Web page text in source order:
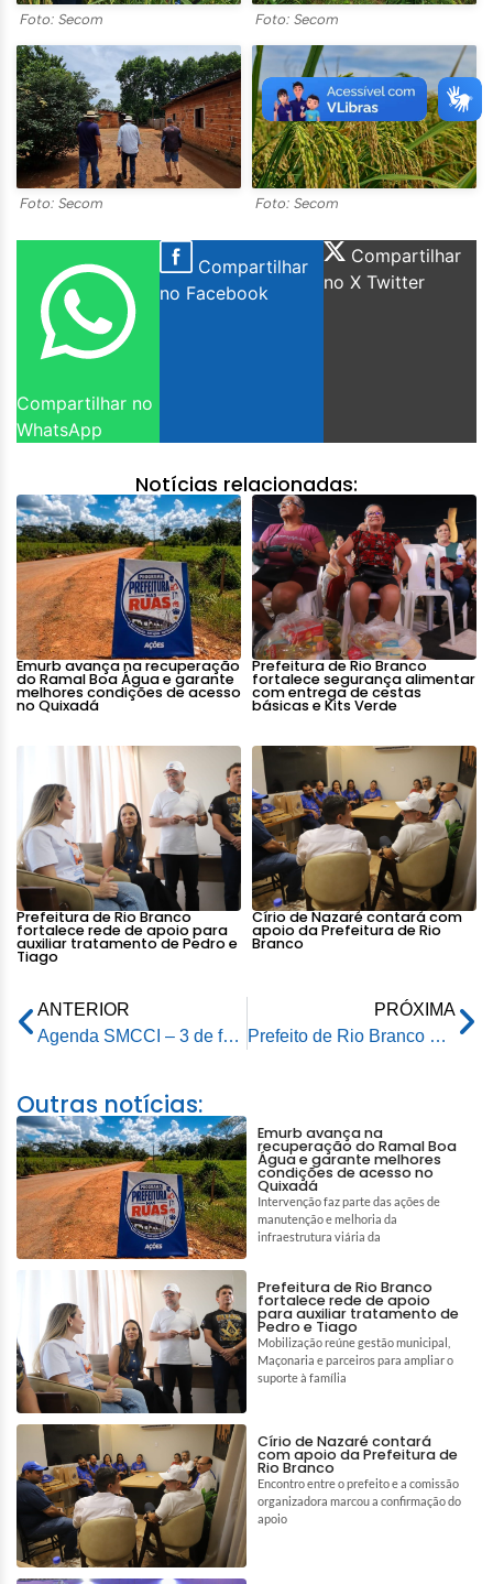
Foto: Secom Foto: Secom
Foto: Secom Foto: Secom
Compartilhar no
WhatsApp
Compartilhar
no Facebook
Compartilhar
no X Twitter
Notícias relacionadas:
Emurb avança na recuperação
do Ramal Boa Água e garante
melhores condições de acesso
no Quixadá
Prefeitura de Rio Branco
fortalece segurança alimentar
com entrega de cestas
básicas e Kits Verde
Prefeitura de Rio Branco
fortalece rede de apoio para
auxiliar tratamento de Pedro e
Tiago
Círio de Nazaré contará com
apoio da Prefeitura de Rio
Branco
ANTERIOR
Agenda SMCCI – 3 de fevereiro de 2025
PRÓXIMA
Prefeito de Rio Branco participa de sessão solene de início do legislativo da Câmara Municipal de Rio Branco
Outras notícias:
Emurb avança na
recuperação do Ramal Boa
Água e garante melhores
condições de acesso no
Quixadá
Intervenção faz parte das ações de
manutenção e melhoria da
infraestrutura viária da
Prefeitura de Rio Branco
fortalece rede de apoio
para auxiliar tratamento de
Pedro e Tiago
Mobilização reúne gestão municipal,
Maçonaria e parceiros para ampliar o
suporte à família
Círio de Nazaré contará
com apoio da Prefeitura de
Rio Branco
Encontro entre o prefeito e a comissão
organizadora marcou a confirmação do
apoio